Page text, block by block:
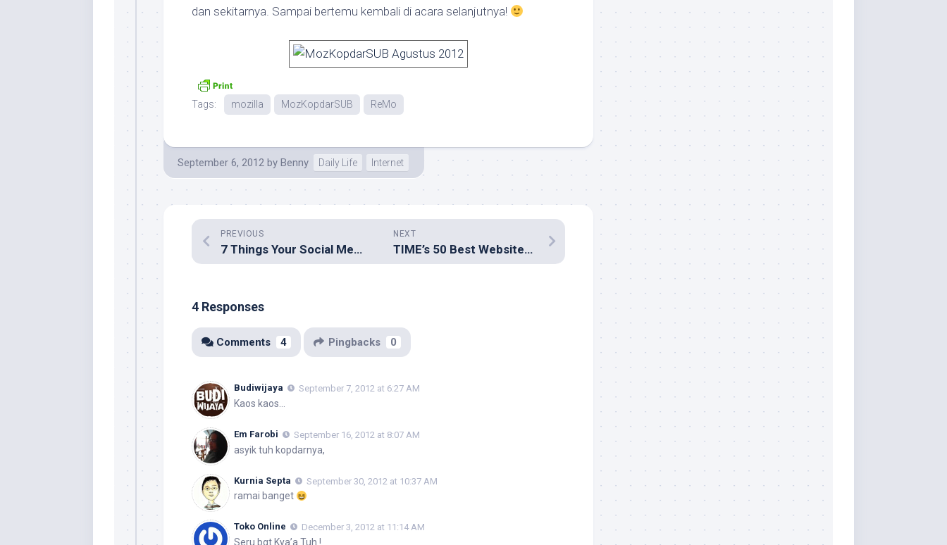
dan sekitarnya. Sampai bertemu kembali di acara selanjutnya!
Tags: mozilla MozKopdarSUB ReMo
September 6, 2012 by Benny Daily Life Internet
NEXT
TIME’s 50 Best Websites 2012
PREVIOUS
7 Things Your Social Media Consultant Should Tell You
4 Responses
Comments 4 Pingbacks 0
Budiwijaya September 7, 2012 at 6:27 AM
Kaos kaos…
Em Farobi September 16, 2012 at 8:07 AM
asyik tuh kopdarnya,
Kurnia Septa September 30, 2012 at 10:37 AM
ramai banget
Toko Online December 3, 2012 at 11:14 AM
Seru bgt Kya’a Tuh !